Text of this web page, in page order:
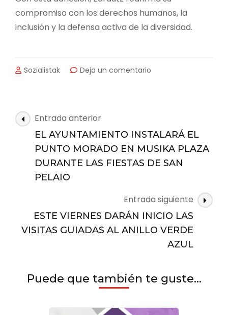
compromiso con los derechos humanos, la
inclusión y la defensa activa de la diversidad.
Sozialistak Deja un comentario
SE
SUMA
A
LA
ESPACIOS
“LGBTI+
POINTS
SAREA”
Navegación
de
entradas
Entrada anterior
EL AYUNTAMIENTO INSTALARÁ EL
PUNTO MORADO EN MUSIKA PLAZA
DURANTE LAS FIESTAS DE SAN
PELAIO
Entrada siguiente
ESTE VIERNES DARÁN INICIO LAS
VISITAS GUIADAS AL ANILLO VERDE
AZUL
Puede que también te guste...